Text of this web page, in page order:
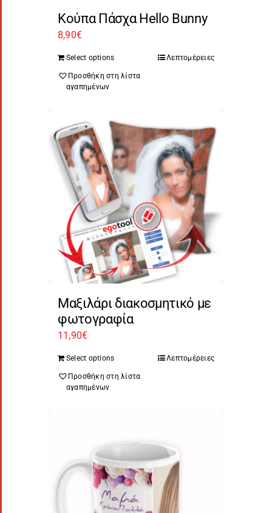
Κούπα Πάσχα Hello Bunny
8,90€
Select options Λεπτομέρειες
Προσθήκη στη λίστα
αγαπημένων
Μαξιλάρι διακοσμητικό με
φωτογραφία
11,90€
Select options Λεπτομέρειες
Προσθήκη στη λίστα
αγαπημένων